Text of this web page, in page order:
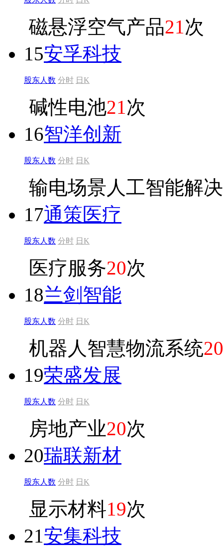
磁悬浮空气产品21次
15安孚科技
股东人数 分时 日K
碱性电池21次
16智洋创新
股东人数 分时 日K
输电场景人工智能解
17通策医疗
股东人数 分时 日K
医疗服务20次
18兰剑智能
股东人数 分时 日K
机器人智慧物流系统20
19荣盛发展
股东人数 分时 日K
房地产业20次
20瑞联新材
股东人数 分时 日K
显示材料19次
21安集科技